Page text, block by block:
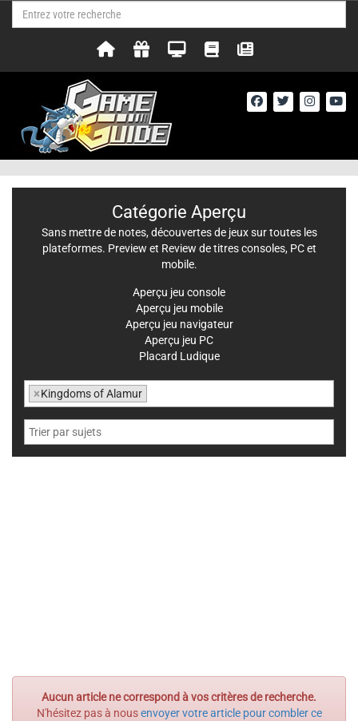
Aucun article ne correspond à vos critères de recherche.
N'hésitez pas à nousenvoyer votre article pour combler ce
Catégorie Aperçu
Sans mettre de notes, découvertes de jeux sur toutes les
plateformes. Preview et Review de titres consoles, PC et
mobile.
Aperçu jeu console
Aperçu jeu mobile
Aperçu jeu navigateur
Aperçu jeu PC
Placard Ludique
×Kingdoms of Alamur